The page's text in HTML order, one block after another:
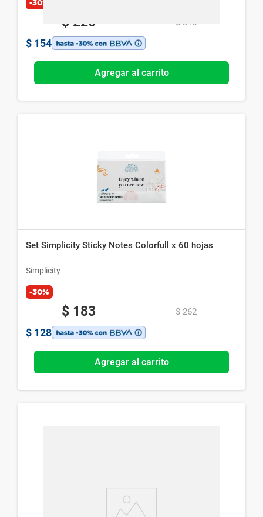
-30%
$ 220 $ 315
$ 154
Agregar al carrito
Set Simplicity Sticky Notes Colorfull x 60 hojas
Simplicity
-30%
$ 183 $ 262
$ 128
Agregar al carrito